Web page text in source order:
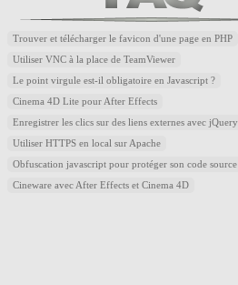
Trouver et télécharger le favicon d'une page en PHP
Utiliser VNC à la place de TeamViewer
Le point virgule est-il obligatoire en Javascript ?
Cinema 4D Lite pour After Effects
Enregistrer les clics sur des liens externes avec jQuery
Utiliser HTTPS en local sur Apache
Obfuscation javascript pour protéger son code source
Cineware avec After Effects et Cinema 4D